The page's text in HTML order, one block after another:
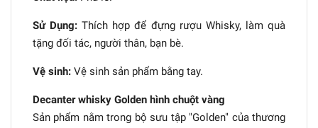
Sử Dụng:Thích hợp để đựng rượu Whisky, làm quà
tặng đối tác, người thân, bạn bè.
Vệ sinh: Vệ sinh sản phẩm bằng tay.
Decanter whisky Golden hình chuột vàng
Sản phẩm nằm trong bộ sưu tập "Golden" của thương